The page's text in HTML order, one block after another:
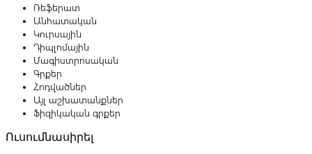
Ռեֆերատ
Անհատական
Կուրսային
Դիպլոմային
Մագիստրոսական
Գրքեր
Հոդվածներ
Այլ աշխատանքներ
Ֆիզիկական գրքեր
Ուսումնասիրել